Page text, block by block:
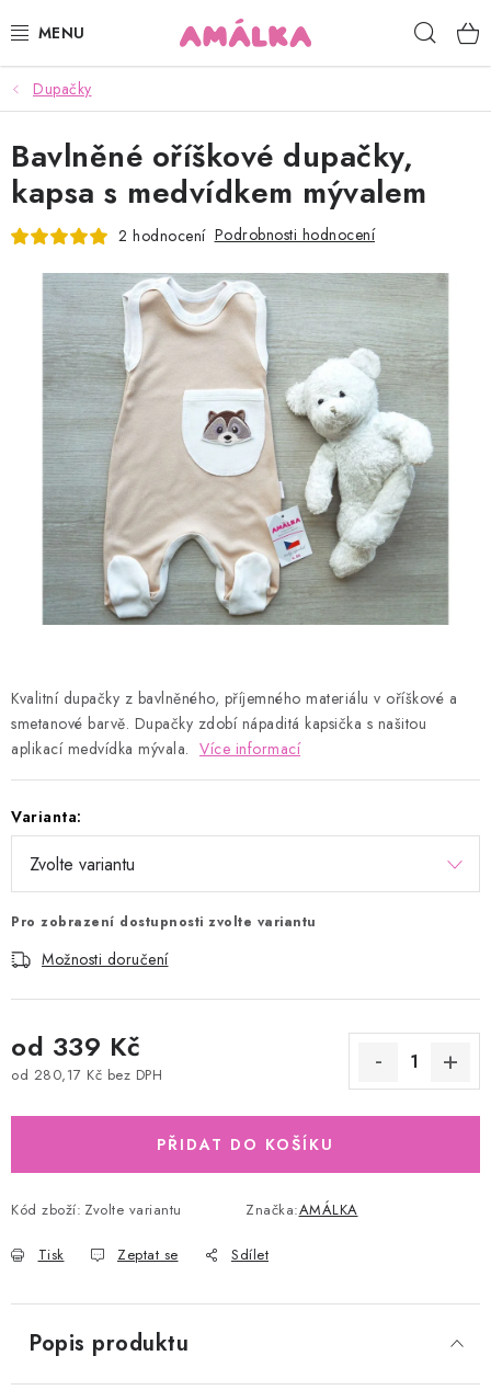
na
KOJENECKÉ, DĚTSKÉ OBLEČENÍ
ČEPICE, RUKAVICE, NÁKRČNÍKY
OSUŠKY, BRYNDÁKY, DEKY, DOPLŇKY
POUKAZY
KONTAKTY
HODNOCENÍ OBCHODU
Kontakty Proč AMÁLKA?
Doprava a platba
Tabulka velikostí
Postup pro vrácení a výměnu
Velkoobchod
Obchodní podmínky
Podmínky ochrany osobních údajů
Blog
Dupačky
Kvalitní dupačky z bavlněného, příjemného materiálu v oříškové a
smetanové barvě. Dupačky zdobí nápaditá kapsička s našitou
aplikací medvídka mývala. Více informací
Varianta:
Pro zobrazení dostupnosti zvolte variantu
Možnosti doručení
od 339 Kč
od 280,17 Kč bez DPH
PŘIDAT DO KOŠÍKU
Kód zboží: Zvolte variantu Značka:AMÁLKA
Tisk Zeptat se Sdílet
Bavlněné oříškové dupačky,
kapsa s medvídkem mývalem
2 hodnocení Podrobnosti hodnocení
Popis produktu